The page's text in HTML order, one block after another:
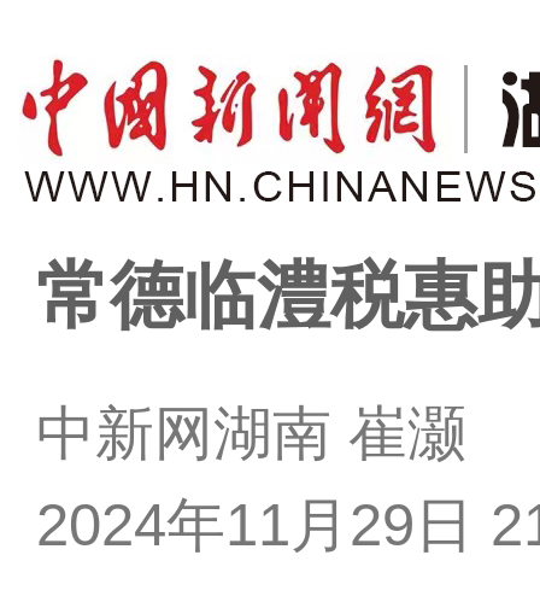
常德临澧税惠
中新网湖南 崔灏
2024年11月29日